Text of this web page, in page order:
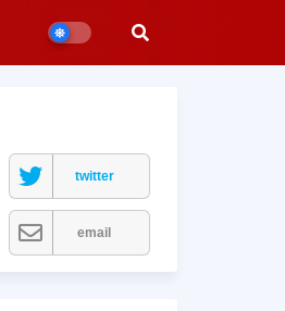
twitter
email